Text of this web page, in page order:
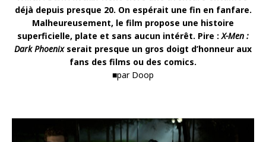
déjà depuis presque 20. On espérait une fin en fanfare.
Malheureusement, le film propose une histoire
superficielle, plate et sans aucun intérêt. Pire :X-Men :
Dark Phoenixserait presque un gros doigt d’honneur aux
fans des films ou des comics.
■par Doop